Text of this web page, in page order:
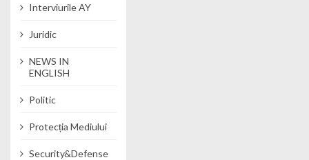
Interviurile AY
Juridic
NEWS IN
ENGLISH
Politic
Protecția Mediului
Security&Defense